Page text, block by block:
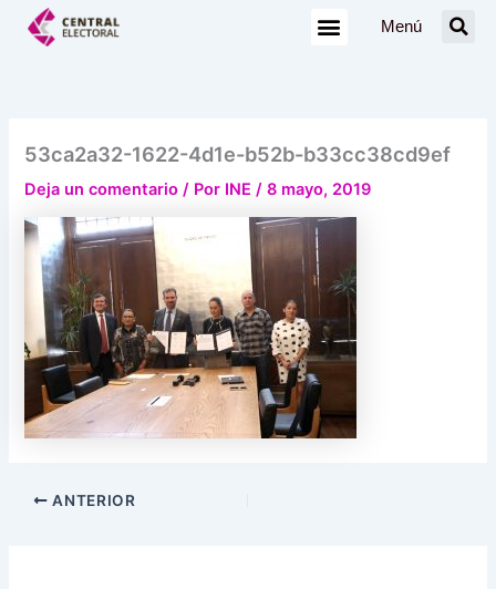
Menú
53ca2a32-1622-4d1e-b52b-b33cc38cd9ef
Deja un comentario / Por INE/8 mayo, 2019
ANTERIOR